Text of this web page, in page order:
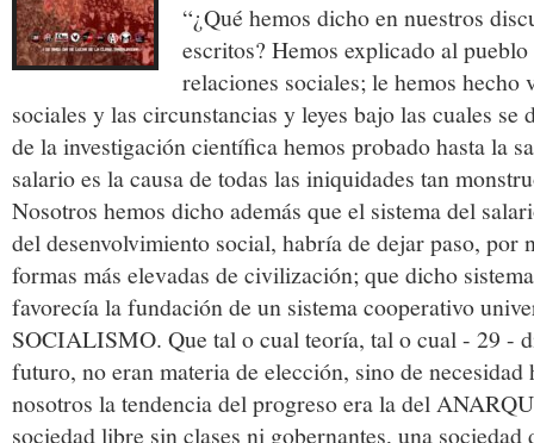
“¿Qué hemos dicho en nuestros
escritos? Hemos explicado al
relaciones sociales; le hemos hecho
sociales y las circunstancias y leyes bajo las cuales se
de la investigación científica hemos probado hasta la
salario es la causa de todas las iniquidades tan
Nosotros hemos dicho además que el sistema del
del desenvolvimiento social, habría de dejar paso, por
formas más elevadas de civilización; que dicho
favorecía la fundación de un sistema cooperativo
SOCIALISMO. Que tal o cual teoría, tal o cual - 29 -
futuro, no eran materia de elección, sino de
nosotros la tendencia del progreso era la del
sociedad libre sin clases ni gobernantes, una sociedad